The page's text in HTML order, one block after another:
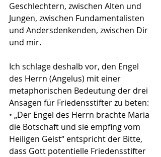
Geschlechtern, zwischen Alten und
Jungen, zwischen Fundamentalisten
und Andersdenkenden, zwischen Dir
und mir.
Ich schlage deshalb vor, den Engel
des Herrn (Angelus) mit einer
metaphorischen Bedeutung der drei
Ansagen für Friedensstifter zu beten:
• „Der Engel des Herrn brachte Maria
die Botschaft und sie empfing vom
Heiligen Geist“ entspricht der Bitte,
dass Gott potentielle Friedensstifter